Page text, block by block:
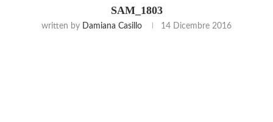
SAM_1803
written by Damiana Casillo 14 Dicembre 2016